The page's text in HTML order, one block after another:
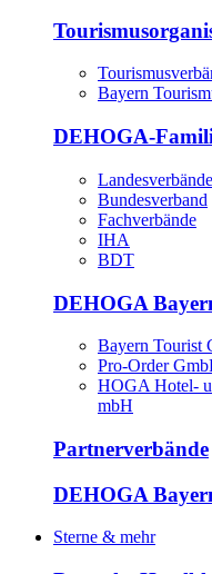
Bayern
DEHOGA-
Landesverbände
Bundesverband
Fachverbände
IHA
BDT
DEHOGA
Bayern Tourist
Pro-Order
HOGA Hotel-
mbH
Partnerverbände
DEHOGA
Sterne & mehr